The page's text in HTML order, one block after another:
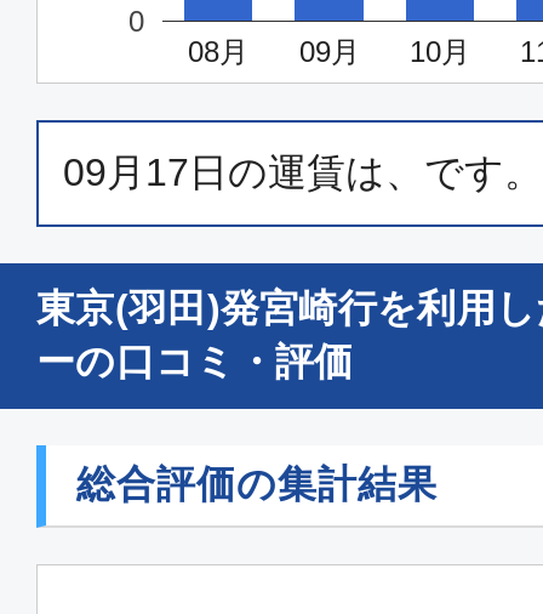
ANA617
エコノミー
19:05
SNA057
普通席
東京(羽田)
12:00
宮崎
普通席
東京(羽田)
15:25
宮崎
08月 09月 10月
0
09月17日 の運賃は、 です。
東京(羽田)発宮崎行を利用
ーの口コミ・評価
総合評価の集計結果